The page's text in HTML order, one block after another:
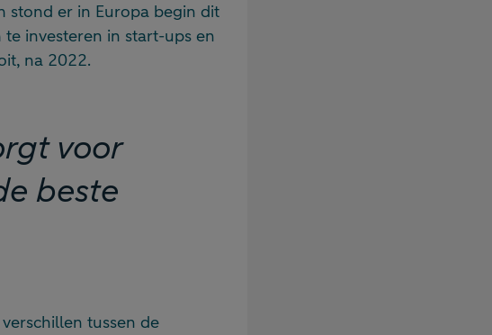
stond er in Europa begin dit
investeren in start-ups en
na 2022.
voor
beste
tussen de